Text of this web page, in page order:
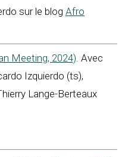
sur le blog Afro
Meeting, 2024). Avec
Izquierdo (ts),
Lange-Berteaux